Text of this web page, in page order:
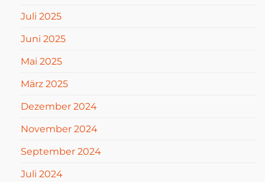
Juli 2025
Juni 2025
Mai 2025
März 2025
Dezember 2024
November 2024
September 2024
Juli 2024